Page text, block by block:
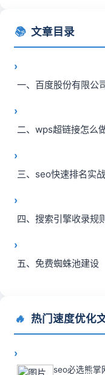
📚 文章目录
一、百度股份有限公
二、wps超链接怎么
三、seo快速排名实
四、搜索引擎收录规
五、免费蜘蛛池建设
🔥 热门速度优化
seo必选熊掌